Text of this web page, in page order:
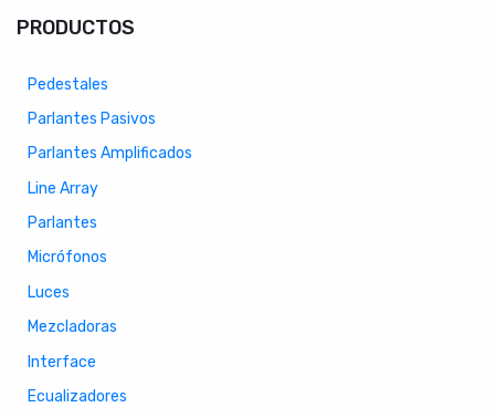
PRODUCTOS
Pedestales
Parlantes Pasivos
Parlantes Amplificados
Line Array
Parlantes
Micrófonos
Luces
Mezcladoras
Interface
Ecualizadores